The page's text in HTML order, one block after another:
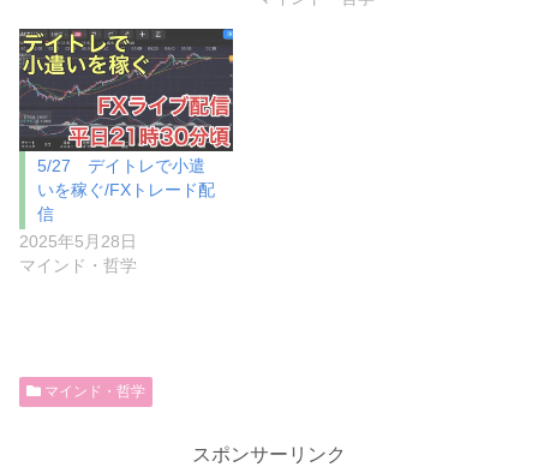
5/27 デイトレで小遣
いを稼ぐ/FXトレード配
信
2025年5月28日
マインド・哲学
マインド・哲学
スポンサーリンク